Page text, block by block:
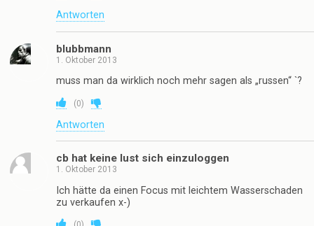
Antworten
blubbmann
1. Oktober 2013
muss man da wirklich noch mehr sagen als „russen“ `?
(0)
Antworten
cb hat keine lust sich einzuloggen
1. Oktober 2013
Ich hätte da einen Focus mit leichtem Wasserschaden
zu verkaufen x-)